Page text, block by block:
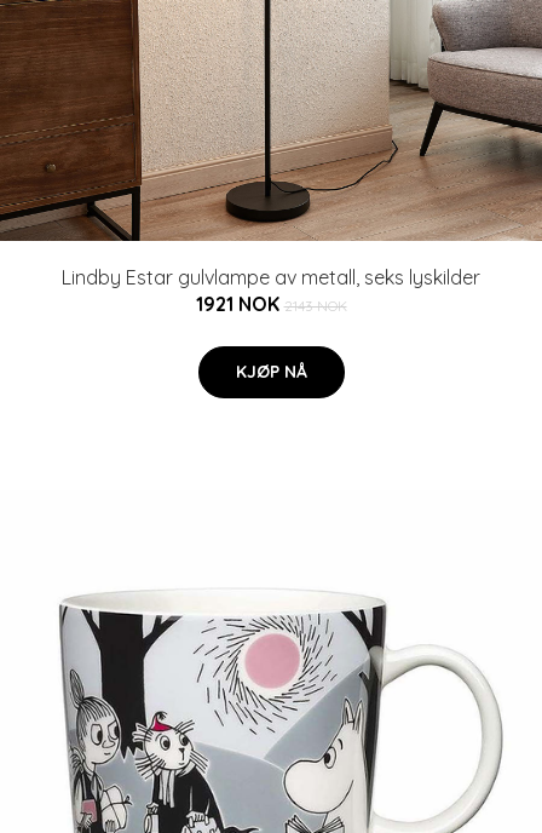
Lindby Estar gulvlampe av metall, seks lyskilder
1921 NOK 2143 NOK
KJØP NÅ